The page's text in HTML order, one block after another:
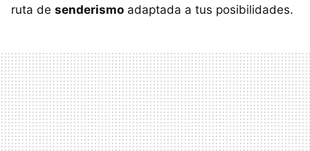
ruta de senderismo adaptada a tus posibilidades.